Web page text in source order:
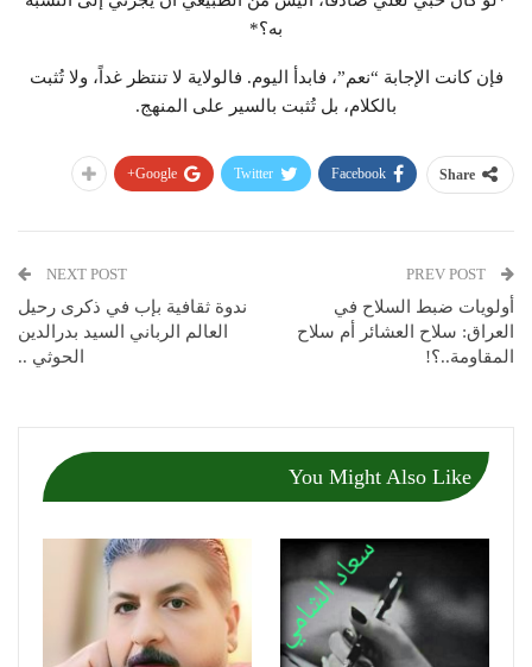
به؟*
فإن كانت الإجابة “نعم”، فابدأ اليوم. فالولاية لا تنتظر غداً، ولا تُثبت
بالكلام، بل تُثبت بالسير على المنهج.
Share
Facebook
Twitter
Google+
أولويات ضبط السلاح في
العراق: سلاح العشائر أم سلاح
المقاومة..؟!
NEXT POST
ندوة ثقافية بإب في ذكرى رحيل
العالم الرباني السيد بدرالدين
الحوثي ..
You Might Also Like